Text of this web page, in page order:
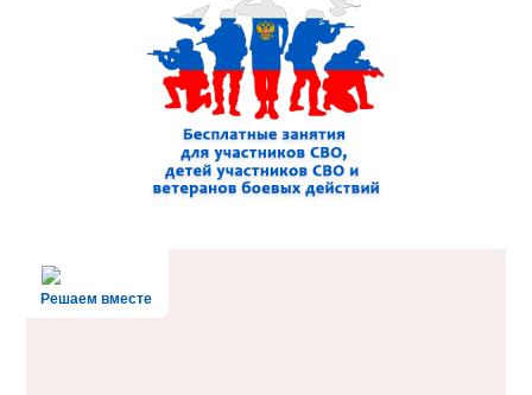
Решаем вместе